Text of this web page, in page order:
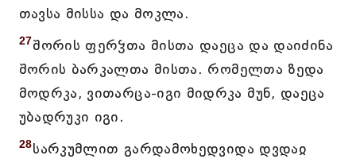
თავსა მისსა და მოკლა.
27შორის ფერჴთა მისთა დაეცა და დაიძინა
შორის ბარკალთა მისთა. რომელთა ზედა
მოდრკა, ვითარცა-იგი მიდრკა მუნ, დაეცა
უბადრუკი იგი.
28სარკუმლით გარდამოხედვიდა დვდაჲ